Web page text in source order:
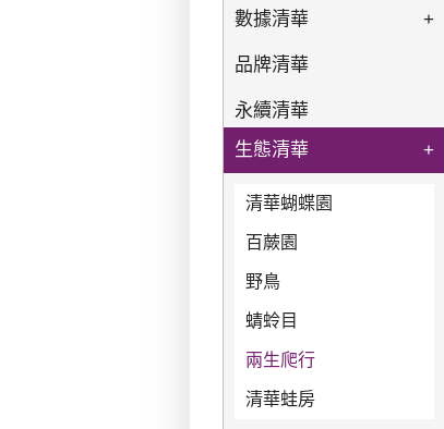
數據清華
+
品牌清華
永續清華
生態清華
+
清華蝴蝶園
百蕨園
野鳥
蜻蛉目
兩生爬行
清華蛙房